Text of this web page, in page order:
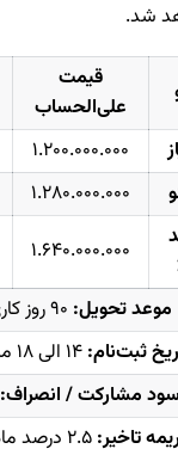
شد.
قیمت
علی‌الحساب
۱.۲۰۰.۰۰۰.۰۰۰
۱.۲۸۰.۰۰۰.۰۰۰
۱.۶۴۰.۰۰۰.۰۰۰
موعد تحویل:
ثبت‌نام: ۱۴ الی ۱۸ مرداد
سود مشارکت / انصراف:
تاخیر: ۲.۵ درصد ماهانه